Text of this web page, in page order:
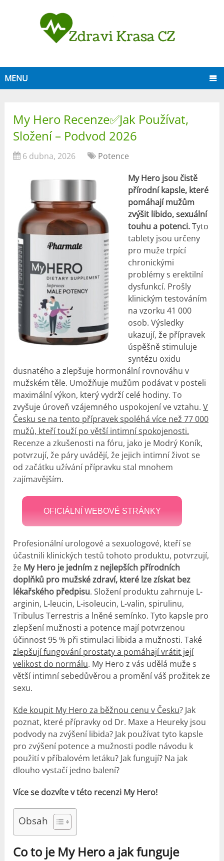
MENU
My Hero Recenze✅Jak Používat,
Složení – Podvod 2026
6 dubna, 2026
Potence
My Hero jsou čistě
přírodní kapsle, které
pomáhají mužům
zvýšit libido, sexuální
touhu a potenci.Tyto
tablety jsou určeny
pro muže trpící
chronickými
problémy s erektilní
dysfunkcí. Prošly
klinickým testováním
na vzorku 41 000
osob. Výsledky
ukazují, že přípravek
úspěšně stimuluje
syntézu oxidu
dusnatého a zlepšuje hormonální rovnováhu v
mužském těle. Umožňuje mužům podávat v posteli
maximální výkon, který vydrží celé hodiny. To
zvyšuje úroveň vzájemného uspokojení ve vztahu.V
Česku se na tento přípravek spoléhá více než 77 000
mužů, kteří touží po větší intimní spokojenosti.
Recenze a zkušenosti na fóru, jako je Modrý Koník,
potvrzují, že páry uvádějí, že jejich intimní život se
od začátku užívání přípravku stal mnohem
zajímavějším.
OFICIÁLNÍ WEBOVÉ STRÁNKY
Profesionální urologové a sexuologové, kteří se
účastnili klinických testů tohoto produktu, potvrzují,
že My Hero je jedním z nejlepších přírodních
doplňků pro mužské zdraví, které lze získat bez
lékařského předpisu. Složení produktu zahrnuje L-
arginin, L-leucin, L-isoleucin, L-valin, spirulinu,
Tribulus Terrestris a lněné semínko. Tyto kapsle pro
zlepšení mužnosti a potence mají potvrzenou
účinnost 95 % při stimulaci libida a mužnosti. Také
zlepšují fungování prostaty a pomáhají vrátit její
velikost do normálu. My Hero z vás udělá muže s
větší intimní sebedůvěrou a promění váš prožitek ze
sexu.
Kde koupit My Hero za běžnou cenu v Česku? Jak
poznat, které přípravky od Dr. Maxe a Heureky jsou
podvody na zvýšení libida? Jak používat tyto kapsle
pro zvýšení potence a mužnosti podle návodu k
použití v příbalovém letáku? Jak fungují? Na jak
dlouho vystačí jedno balení?
Více se dozvíte v této recenzi My Hero!
Obsah
Co to je My Hero a jak funguje